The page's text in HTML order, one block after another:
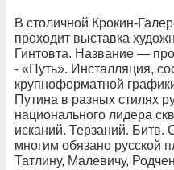
В столичной Крокин-
проходит выставка
Гинтовта. Название —
- «Путь». Инсталляция,
крупноформатной
Путина в разных стилях
национального лидера
исканий. Терзаний. Битв.
многим обязано русской
Татлину, Малевичу,